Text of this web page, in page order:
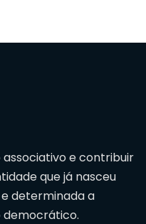
e contribuir
que já nasceu
determinada a